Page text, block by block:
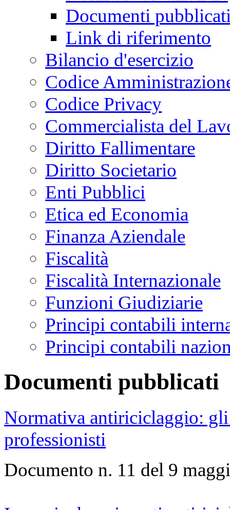
Documenti
Link di riferimento
Bilancio d'esercizio
Codice
Codice Privacy
Commercialista del
Diritto Fallimentare
Diritto Societario
Enti Pubblici
Etica ed Economia
Finanza Aziendale
Fiscalità
Fiscalità Internazionale
Funzioni Giudiziarie
Principi contabili
Principi contabili
Documenti pubblicati
Normativa antiriciclaggio:
professionisti
Documento n. 11 del 9